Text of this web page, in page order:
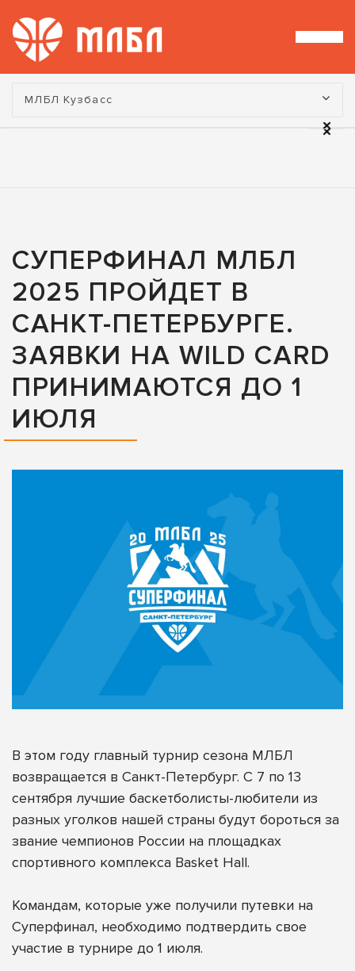
Турнир:
МЛБЛ Кузбасс
СУПЕРФИНАЛ МЛБЛ
2025 ПРОЙДЕТ В
САНКТ-ПЕТЕРБУРГЕ.
ЗАЯВКИ НА WILD CARD
ПРИНИМАЮТСЯ ДО 1
ИЮЛЯ
В этом году главный турнир сезона МЛБЛ
возвращается в Санкт-Петербург. С 7 по 13
сентября лучшие баскетболисты-любители из
разных уголков нашей страны будут бороться за
звание чемпионов России на площадках
спортивного комплекса Basket Hall.
Командам, которые уже получили путевки на
Суперфинал, необходимо подтвердить свое
участие в турнире до 1 июля.